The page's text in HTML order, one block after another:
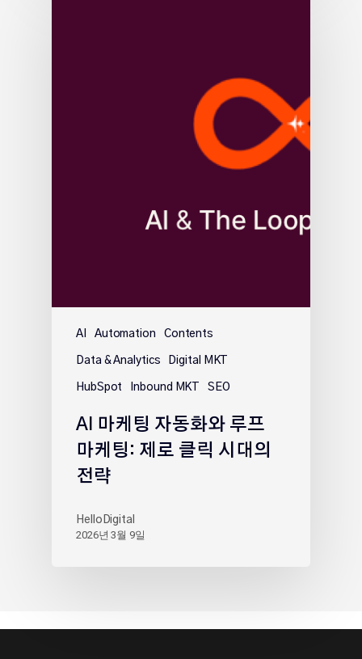
AI Automation Contents
Data & Analytics Digital MKT
HubSpot Inbound MKT SEO
AI 마케팅 자동화와 루프
마케팅: 제로 클릭 시대의
전략
HelloDigital
2026년 3월 9일